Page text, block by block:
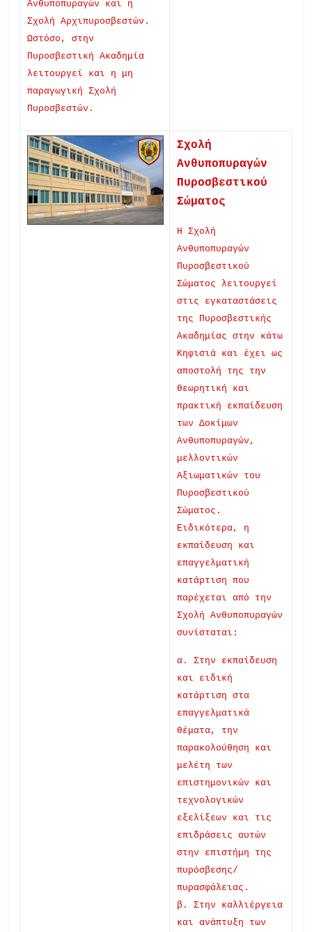
Ανθυποπυραγών και η
Σχολή Αρχιπυροσβεστών.
Ωστόσο, στην
Πυροσβεστική Ακαδημία
λειτουργεί και η μη
παραγωγική Σχολή
Πυροσβεστών.
Σχολή
Ανθυποπυραγών
Πυροσβεστικού
Σώματος
Η Σχολή
Ανθυποπυραγών
Πυροσβεστικού
Σώματος λειτουργεί
στις εγκαταστάσεις
της Πυροσβεστικής
Ακαδημίας στην κάτω
Κηφισιά και έχει ως
αποστολή της την
θεωρητική και
πρακτική εκπαίδευση
των Δοκίμων
Ανθυποπυραγών,
μελλοντικών
Αξιωματικών του
Πυροσβεστικού
Σώματος.
Ειδικότερα, η
εκπαίδευση και
επαγγελματική
κατάρτιση που
παρέχεται από την
Σχολή Ανθυποπυραγών
συνίσταται:
α. Στην εκπαίδευση
και ειδική
κατάρτιση στα
επαγγελματικά
θέματα, την
παρακολούθηση και
μελέτη των
επιστημονικών και
τεχνολογικών
εξελίξεων και τις
επιδράσεις αυτών
στην επιστήμη της
πυρόσβεσης/
πυρασφάλειας.
β. Στην καλλιέργεια
και ανάπτυξη των